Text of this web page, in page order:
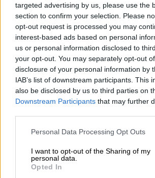
targeted advertising by us, please use the
section to confirm your selection. Please
opt-out request is processed you may
interest-based ads based on personal
us or personal information disclosed to
your opt-out. You may separately opt-out
disclosure of your personal information by
IAB’s list of downstream participants. This
also be disclosed by us to third parties on
Downstream Participants that may further
Please note that this website/app uses one
not limited to your visit or usage behaviour.
grant or deny consent to Google and its
use your data for below specified purposes
Personal Data Processing Opt Outs
I want to opt-out of the Sharing of my
personal data.
Opted In
αλλαγή, σύμφωνα με
που δημοσιεύεται στο
Respiratory Journal».
Η έκθεση συγκεντρώνει
το πώς οι επιπτώσειςτης
αλλαγής, όπως οι καύσωνες, οι
ξηρασίες και οι πλημμύρες, θα
τιςαναπνευστικέςδυσκολίες
εκατομμύρια ανθρώπους σε
κόσμο,ιδίως για βρέφη, μικρά
«Η ατμοσφαιρική ρύπανση